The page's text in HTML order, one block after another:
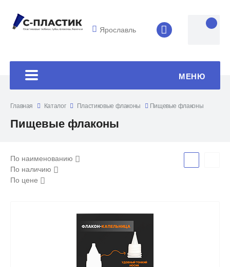
Ярославль 8 (4852) 33-
МЕНЮ
Главная Каталог Пластиковые флаконы Пищевые флаконы
Пищевые флаконы
По наименованию
По наличию
По цене